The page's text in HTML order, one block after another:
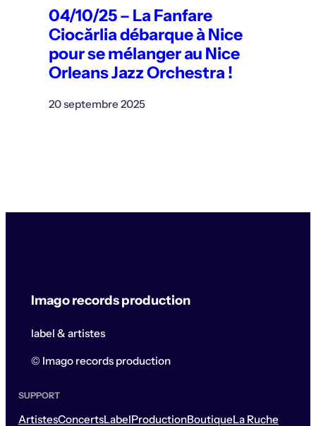
04/10/25 – La Fanfare
Ciocărlia débarque à Nice
pour se mélanger au Nice
Orleans Jazz Orchestra !
20 septembre 2025
Imago records production
label & artistes
© Imago records production
SUPPORT
ArtistesConcertsLabelProductionBoutiqueLa Ruche